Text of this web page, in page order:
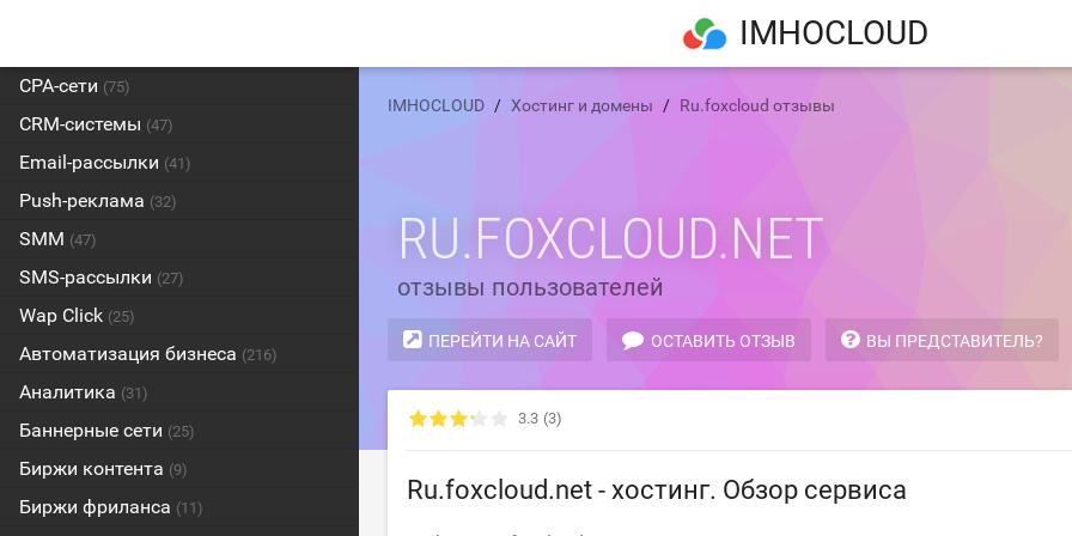
IMHOCLOUD
CPA-сети (75)
CRM-системы (47)
Email-рассылки (41)
Push-реклама (32)
SMM (47)
SMS-рассылки (27)
Wap Click (25)
Автоматизация бизнеса (216)
Аналитика (31)
Баннерные сети (25)
Биржи контента (9)
Биржи фриланса (11)
IMHOCLOUD Хостинг и домены Ru.foxcloud отзывы
RU.FOXCLOUD.NET
отзывы пользователей
ПЕРЕЙТИ НА САЙТ ОСТАВИТЬ ОТЗЫВ ВЫ ПРЕДСТАВИТЕЛЬ?
3.3 (3)
Ru.foxcloud.net - хостинг. Обзор сервиса